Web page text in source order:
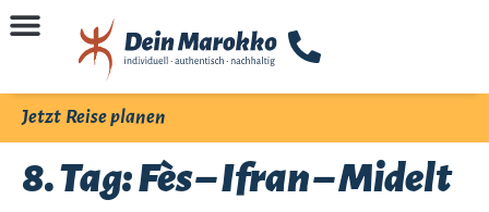
Jetzt Reise planen
8. Tag: Fès – Ifran – Midelt